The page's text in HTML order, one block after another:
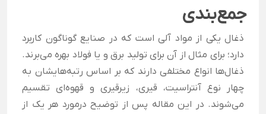
جمع‌بندی
ذغال یکی از مواد آلی است که در صنایع گوناگون کاربرد
دارد؛ برای مثال از آن برای تولید برق و یا فولاد بهره می‌برند.
ذغال‌ها انواع مختلفی دارند که بر اساس رتبه‌هایشان به
چهار نوع آنتراسیت، قیری، زیرقیری و قهوه‌ای تقسیم
می‌شوند. در این مقاله پس از توضیح درمورد هر یک از